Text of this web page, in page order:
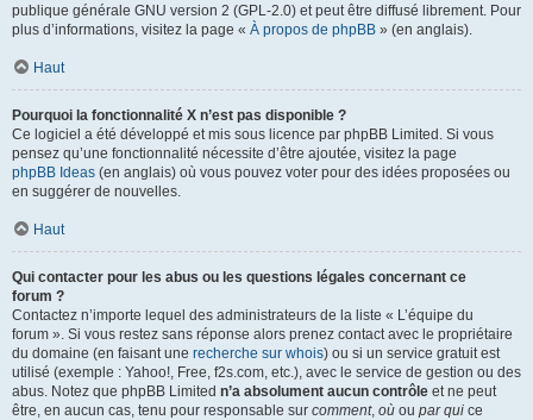
publique générale GNU version 2 (GPL-2.0) et peut être diffusé librement. Pour
plus d’informations, visitez la page « À propos de phpBB » (en anglais).
Haut
Pourquoi la fonctionnalité X n’est pas disponible ?
Ce logiciel a été développé et mis sous licence par phpBB Limited. Si vous
pensez qu’une fonctionnalité nécessite d’être ajoutée, visitez la page
phpBB Ideas (en anglais) où vous pouvez voter pour des idées proposées ou
en suggérer de nouvelles.
Haut
Qui contacter pour les abus ou les questions légales concernant ce
forum ?
Contactez n’importe lequel des administrateurs de la liste « L’équipe du
forum ». Si vous restez sans réponse alors prenez contact avec le propriétaire
du domaine (en faisant une recherche sur whois) ou si un service gratuit est
utilisé (exemple : Yahoo!, Free, f2s.com, etc.), avec le service de gestion ou des
abus. Notez que phpBB Limited n’a absolument aucun contrôle et ne peut
être, en aucun cas, tenu pour responsable sur comment, où ou par qui ce